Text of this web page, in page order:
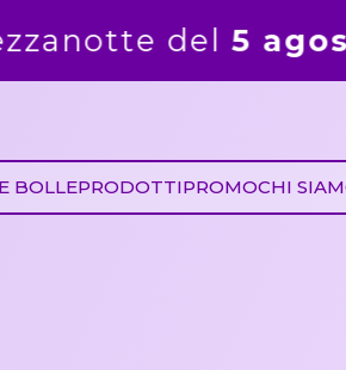
agosto. Gli ordini
BOLLEPRODOTTIPROMOCHI